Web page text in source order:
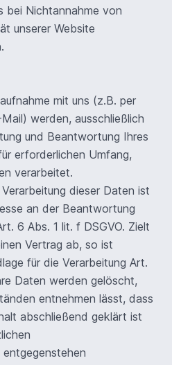
bei Nichtannahme von
unserer Website
mit uns (z.B. per
werden, ausschließlich
und Beantwortung Ihres
erforderlichen Umfang,
verarbeitet.
dieser Daten ist
an der Beantwortung
6 Abs. 1 lit. f DSGVO. Zielt
Vertrag ab, so ist
für die Verarbeitung Art.
Daten werden gelöscht,
entnehmen lässt, dass
abschließend geklärt ist